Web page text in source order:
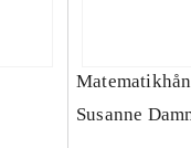
Susanne